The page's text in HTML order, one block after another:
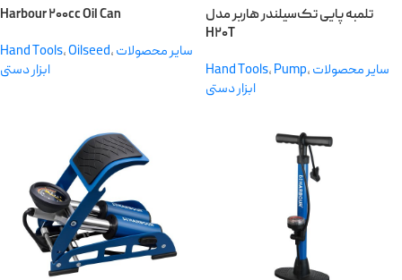
Harbour ۲۰۰cc Oil Can
Hand Tools,Oilseed,سایر محصولات
ابزار دستی
تلمبه پایی تک‌سیلندر هاربر مدل
H۲۰T
Hand Tools,Pump,سایر محصولات
ابزار دستی